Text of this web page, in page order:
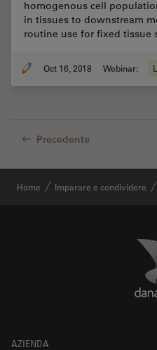
homogenous cell
in tissues to downstream
routine use for fixed tissue
Oct 16, 2018 Webinar:
Precedente
Home Imparare e condividere
AZIENDA